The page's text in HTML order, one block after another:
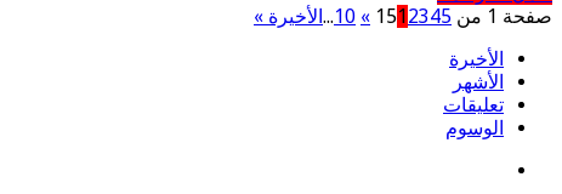
صفحة 1 من 15
12345
»
10
...الأخيرة »
الأخيرة
الأشهر
تعليقات
الوسوم